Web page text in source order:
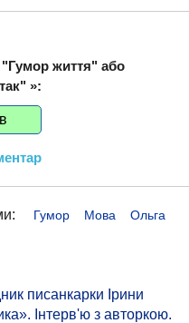
життя" або
»:
Гумор Мова
Ольга
писанкарки Ірини
Інтерв'ю з авторкою.